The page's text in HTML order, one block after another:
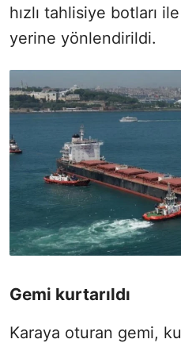
hızlı tahlisiye botları
yerine yönlendirildi.
Gemi kurtarıldı
Karaya oturan gemi,